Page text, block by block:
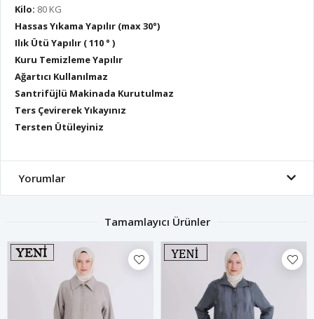
Kilo: 80 KG
Hassas Yıkama Yapılır (max 30°)
Ilık Ütü Yapılır ( 110 ° )
Kuru Temizleme Yapılır
Ağartıcı Kullanılmaz
Santrifüjlü Makinada Kurutulmaz
Ters Çevirerek Yıkayınız
Tersten Ütüleyiniz
Yorumlar
Tamamlayıcı Ürünler